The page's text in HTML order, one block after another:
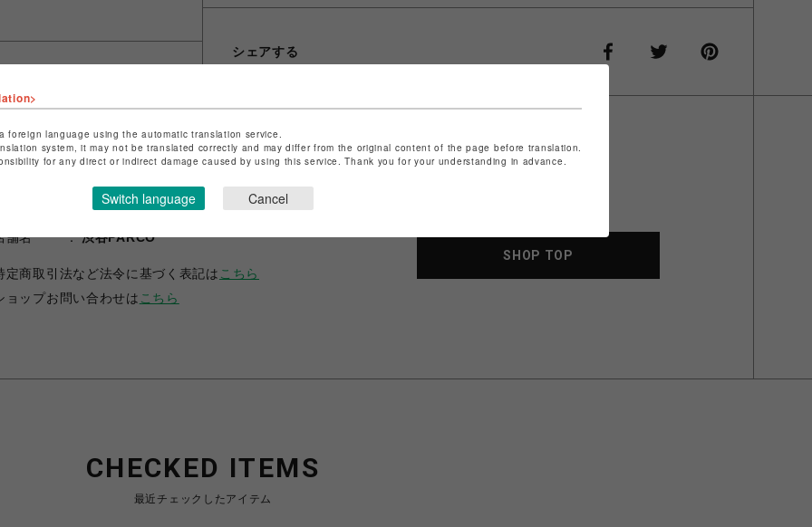
シェアする
RADIO EVA STORE
舗名
渋谷PARCO
定商取引法など法令に基づく表記は こちら
ョップお問い合わせは こちら
SHOP TOP
CHECKED ITEMS
最近チェックしたアイテム
foreign language using the automatic translation service.
system, it may not be translated correctly and may differ from the original content of the page before translation.
for any direct or indirect damage caused by using this service. Thank you for your understanding in advance.
Switch language Cancel